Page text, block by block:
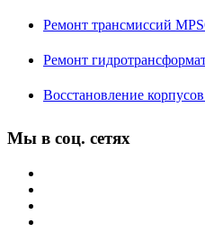
Ремонт трансмиссий
Ремонт
Восстановление
Мы в соц. сетях